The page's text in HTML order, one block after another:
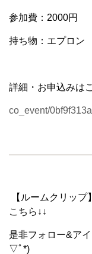
参加費：2000円
持ち物：エプロン
詳細・お申込みは
co_event/
【ルームクリッ
こちら↓↓
是非フォロー&ア
▽ﾟ*)